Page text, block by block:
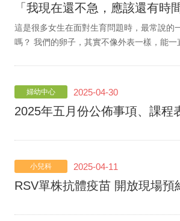
「我現在還不急，應該還有時
這是很多女生在面對生育問題時，最常說的
嗎？ 我們的卵子，其實不像外表一樣，能一
婦幼中心 2025-04-30
2025年五月份公佈事項、課程
小兒科 2025-04-11
RSV單株抗體疫苗 開放現場預